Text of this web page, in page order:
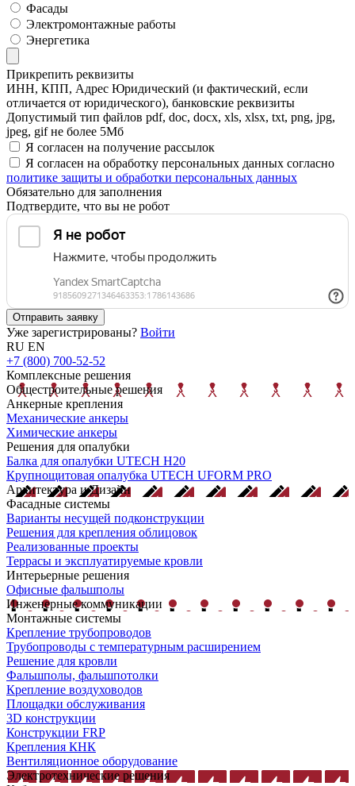
Фасады
Электромонтажные работы
Энергетика
Прикрепить реквизиты
ИНН, КПП, Адрес Юридический (и фактический, если
отличается от юридического), банковские реквизиты
Допустимый тип файлов pdf, doc, docx, xls, xlsx, txt, png, jpg,
jpeg, gif не более 5Мб
Я согласен на получение рассылок
Я согласен на обработку персональных данных согласно
политике защиты и обработки персональных данных
Обязательно для заполнения
Подтвердите, что вы не робот
Отправить заявку
Уже зарегистрированы? Войти
RU EN
+7 (800) 700-52-52
Комплексные решения
Общестроительные решения
Анкерные крепления
Механические анкеры
Химические анкеры
Решения для опалубки
Балка для опалубки UTECH H20
Крупнощитовая опалубка UTECH UFORM PRO
Архитектура и Дизайн
Фасадные системы
Варианты несущей подконструкции
Решения для крепления облицовок
Реализованные проекты
Террасы и эксплуатируемые кровли
Интерьерные решения
Офисные фальшполы
Инженерные коммуникации
Монтажные системы
Крепление трубопроводов
Трубопроводы с температурным расширением
Решение для кровли
Фальшполы, фальшпотолки
Крепление воздуховодов
Площадки обслуживания
3D конструкции
Конструкции FRP
Крепления КНК
Вентиляционное оборудование
Электротехнические решения